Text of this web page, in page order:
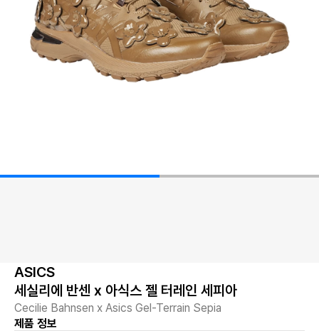
ASICS
세실리에 반센 x 아식스 젤 터레인 세피아
Cecilie Bahnsen x Asics Gel-Terrain Sepia
제품 정보